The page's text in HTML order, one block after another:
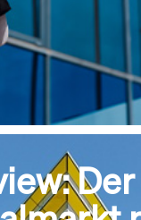
Der